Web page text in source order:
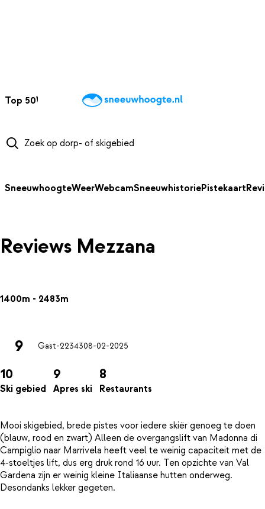
Top 50Webcams WintersportweerKaarten
SneeuwhoogteWeerWebcamSneeuwhistoriePistekaart
Reviews Mezzana
1400m - 2483m
9 Gast-2234308-02-2025
10
Ski gebied
9
Apres ski
8
Restaurants
Mooi skigebied, brede pistes voor iedere skiër genoeg te doen
(blauw, rood en zwart) Alleen de overgangslift van Madonna di
Campiglio naar Marrivela heeft veel te weinig capaciteit met de
4-stoeltjes lift, dus erg druk rond 16 uur. Ten opzichte van Val
Gardena zijn er weinig kleine Italiaanse hutten onderweg.